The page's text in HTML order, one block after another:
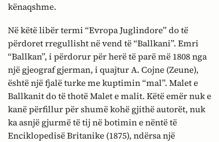
kënaqshme.
Në këtë libër termi “Evropa Juglindore” do të
përdoret rregullisht në vend të “Ballkani”. Emri
“Ballkan”, i përdorur për herë të parë më 1808 nga
një gjeograf gjerman, i quajtur A. Cojne (Zeune),
është një fjalë turke me kuptimin “mal”. Malet e
Ballkanit do të thotë Malet e malit. Këtë emër nuk e
kanë përfillur për shumë kohë gjithë autorët, nuk
ka asnjë gjurmë të tij në botimin e nëntë të
Enciklopedisë Britanike (1875), ndërsa një